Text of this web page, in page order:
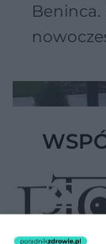
Beninca.